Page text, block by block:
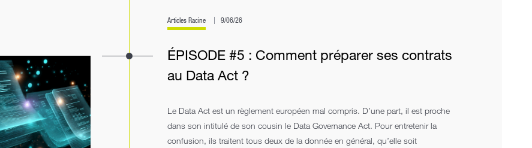
Articles Racine 9/06/26
ÉPISODE #5 : Comment préparer ses contrats
au Data Act ?
Le Data Act est un règlement européen mal compris. D’une part, il est proche
dans son intitulé de son cousin le Data Governance Act. Pour entretenir la
confusion, ils traitent tous deux de la donnée en général, qu’elle soit